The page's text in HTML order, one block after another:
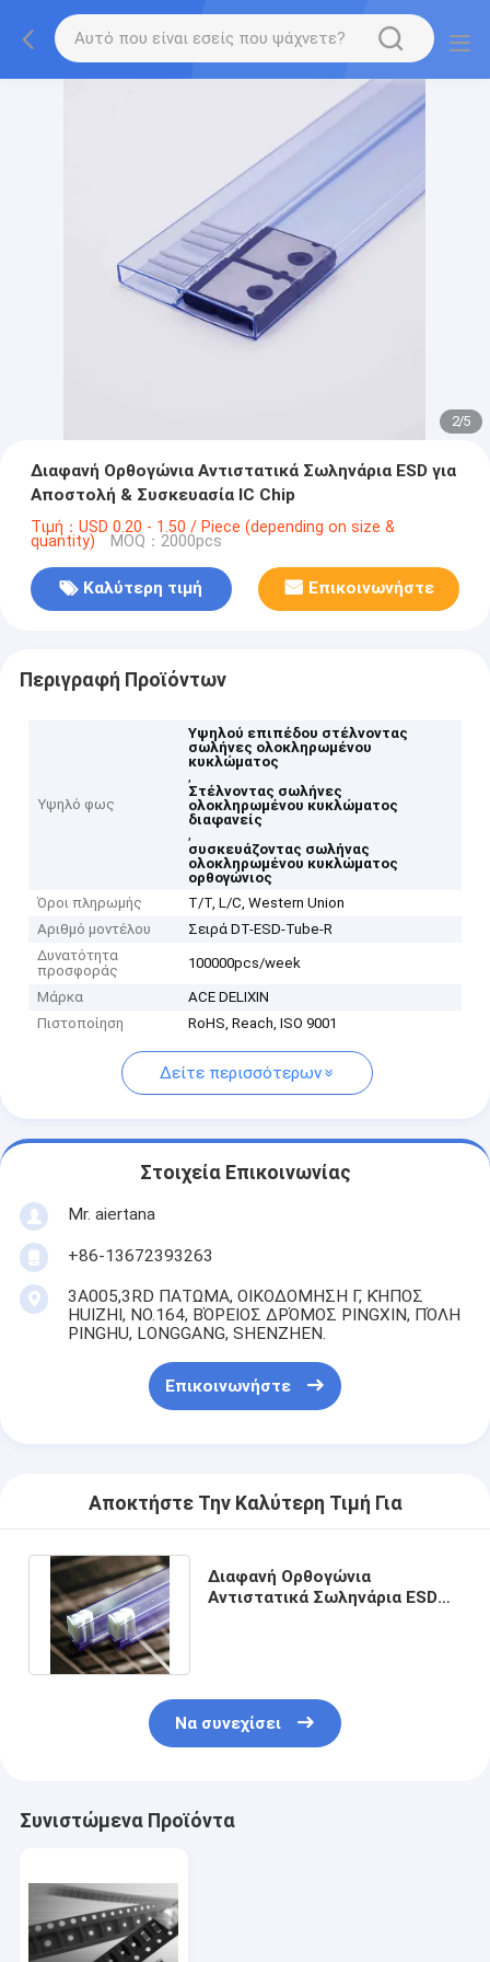
2/5
Διαφανή Ορθογώνια Αντιστατικά Σωληνάρια ESD για
Αποστολή & Συσκευασία IC Chip
Τιμή：USD 0.20 - 1.50 / Piece (depending on size &
quantity) MOQ：2000pcs
Καλύτερη τιμή Επικοινωνήστε
Περιγραφή Προϊόντων
Υψηλό φως
Υψηλού επιπέδου στέλνοντας
σωλήνες ολοκληρωμένου
κυκλώματος
,
Στέλνοντας σωλήνες
ολοκληρωμένου κυκλώματος
διαφανείς
,
συσκευάζοντας σωλήνας
ολοκληρωμένου κυκλώματος
ορθογώνιος
Όροι πληρωμής
T/T, L/C, Western Union
Αριθμό μοντέλου
Σειρά DT-ESD-Tube-R
Δυνατότητα
προσφοράς
100000pcs/week
Μάρκα
ACE DELIXIN
Πιστοποίηση
RoHS, Reach, ISO 9001
Δείτε περισσότερων
Στοιχεία Επικοινωνίας
Mr. aiertana
+86-13672393263
3A005,3RD ΠΑΤΩΜΑ, ΟΙΚΟΔΟΜΗΣΗ Γ, ΚΉΠΟΣ
HUIZHI, NO.164, ΒΌΡΕΙΟΣ ΔΡΌΜΟΣ PINGXIN, ΠΌΛΗ
PINGHU, LONGGANG, SHENZHEN.
Επικοινωνήστε
Αποκτήστε Την Καλύτερη Τιμή Για
Διαφανή Ορθογώνια
Αντιστατικά Σωληνάρια ESD
Να συνεχίσει
Συνιστώμενα Προϊόντα